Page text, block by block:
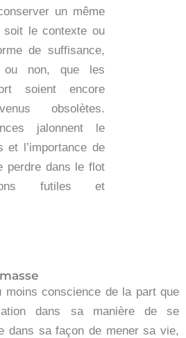
un même
soit le contexte ou
de suffisance,
ou non, que les
soient encore
obsolètes.
jalonnent le
et l’importance de
perdre dans le flot
futiles et
moins conscience de la part que
dans sa manière de se
dans sa façon de mener sa vie,